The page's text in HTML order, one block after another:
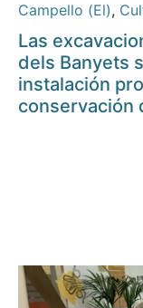
Campello (El),
Las
dels Banyets
instalación
conservación